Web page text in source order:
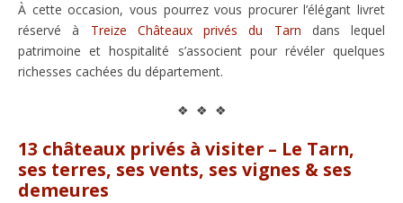
À cette occasion, vous pourrez vous procurer l’élégant livret
réservé à Treize Châteaux privés du Tarn dans lequel
patrimoine et hospitalité s’associent pour révéler quelques
richesses cachées du département.
❖ ❖ ❖
13 châteaux privés à visiter – Le Tarn,
ses terres, ses vents, ses vignes & ses
demeures